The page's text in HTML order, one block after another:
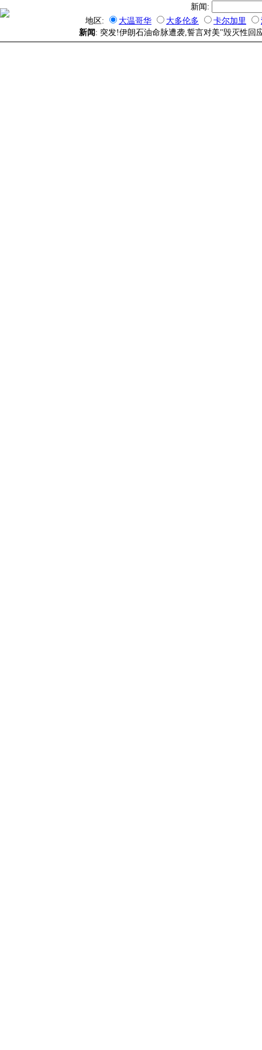
新闻:
地区:
大温哥华 大多伦多 卡尔加里
新闻 : 突发!伊朗石油命脉遭袭,誓言对美"毁灭性回